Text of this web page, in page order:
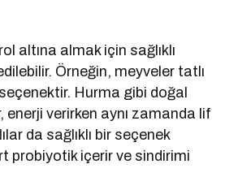
altına almak için sağlıklı
Örneğin, meyveler tatlı
Hurma gibi doğal
enerji verirken aynı zamanda lif
da sağlıklı bir seçenek
probiyotik içerir ve sindirimi